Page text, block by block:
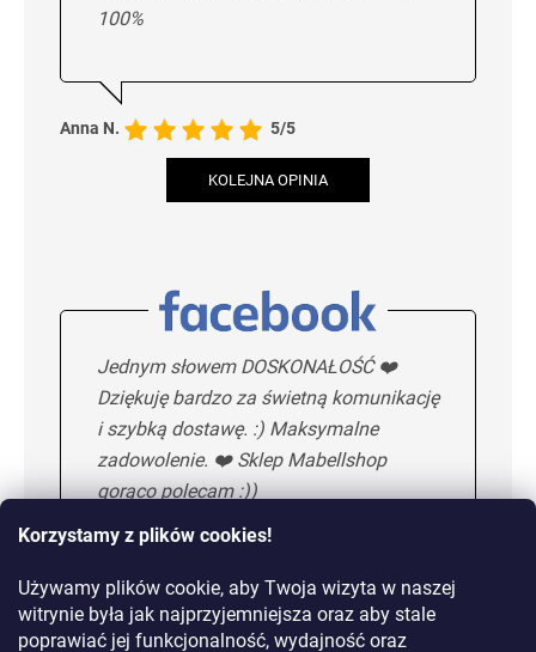
Korzystamy z plików cookies!
Używamy plików cookie, aby Twoja wizyta w naszej
witrynie była jak najprzyjemniejsza oraz aby stale
poprawiać jej funkcjonalność, wydajność oraz
100%
Anna N. 5/5
KOLEJNA OPINIA
Jednym słowem DOSKONAŁOŚĆ ❤️
Dziękuję bardzo za świetną komunikację
i szybką dostawę. :) Maksymalne
zadowolenie. ❤️ Sklep Mabellshop
gorąco polecam :))
Maria H. 5/5